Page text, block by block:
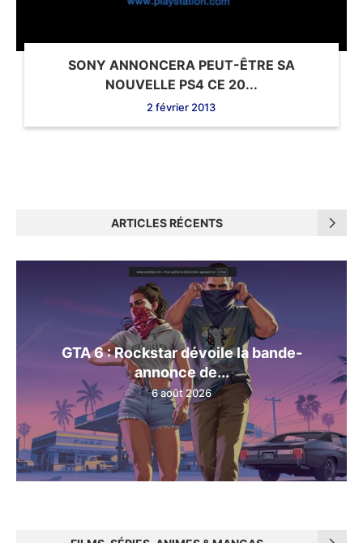
SONY ANNONCERA PEUT-ÊTRE SA
NOUVELLE PS4 CE 20...
2 février 2013
ARTICLES RÉCENTS
GTA 6 : Rockstar dévoile la bande-
annonce de...
6 août 2026